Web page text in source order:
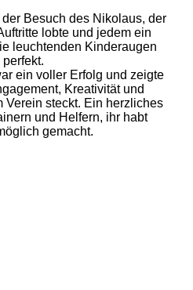
Besuch des Nikolaus, der
lobte und jedem ein
leuchtenden Kinderaugen
ein voller Erfolg und zeigte
Kreativität und
Verein steckt. Ein herzliches
und Helfern, ihr habt
gemacht.